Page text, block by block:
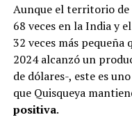
Aunque el territorio de
68 veces en la India y
32 veces más pequeña
2024 alcanzó un
de dólares-, este es
que Quisqueya
positiva.